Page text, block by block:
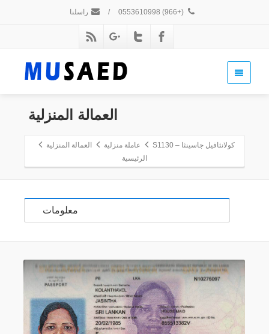
(+966) 0553610998
/ راسلنا
العمالة المنزلية
كولانثافيل جاسينثا – S1130 عاملة منزلية
العمالة المنزلية
الرئيسية
معلومات